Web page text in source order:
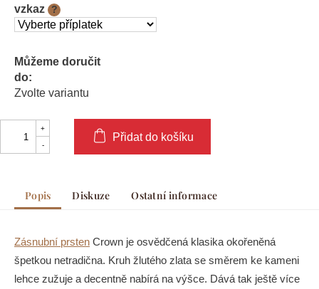
vzkaz
?
Můžeme doručit
do:
Zvolte variantu
Přidat do košíku
Popis Diskuze Ostatní informace
Zásnubní prsten Crown je osvědčená klasika okořeněná
špetkou netradična. Kruh žlutého zlata se směrem ke kameni
lehce zužuje a decentně nabírá na výšce. Dává tak ještě více